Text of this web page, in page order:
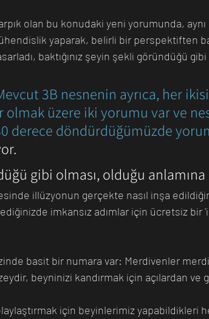
olan bu konudaki yeni yorumunda,
yaparak, belirli bir perspektiften
baktığınız şeyin şekli göründüğü
3B nesnenin ayrıca, her
olmak üzere iki yorumu var ve
derece döndürdüğümüzde
gibi olması, olduğu anlamına
illüzyonun gerçekte nasıl inşa
imkansız adımlar için ücretsiz bir
basit bir numara var: Merdivenler
beyninizi kandırmak için açılardan ve
için beyinlerimiz yapabildikleri